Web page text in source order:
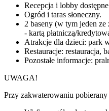
Recepcja i lobby
Ogród i taras słoneczny.
2 baseny (w tym jeden
- kartą płatniczą/
Atrakcje dla dzieci: park
Restauracje: restauracja,
Pozostałe informacje:
UWAGA!
Przy zakwaterowaniu